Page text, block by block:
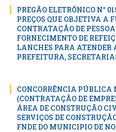
PREGÃO ELETRÔNICO N°
PREÇOS QUE OBJETIVA A
CONTRATAÇÃO DE
FORNECIMENTO DE
LANCHES PARA ATENDER
PREFEITURA,
CONCORRÊNCIA PÚBLICA
(CONTRATAÇÃO DE
ÁREA DE CONSTRUÇÃO
SERVIÇOS DE
FNDE DO MUNICIPIO DE